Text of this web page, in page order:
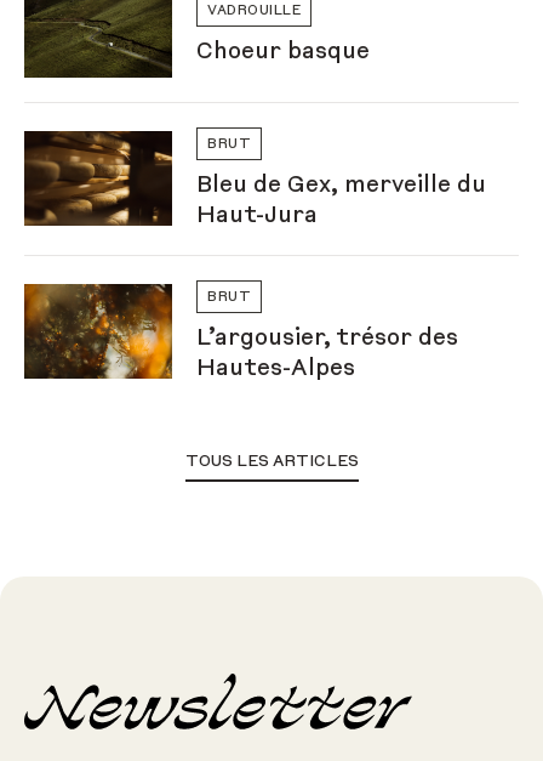
VADROUILLE
Choeur basque
BRUT
Bleu de Gex, merveille du
Haut-Jura
BRUT
L’argousier, trésor des
Hautes-Alpes
TOUS LES ARTICLES
Newsletter